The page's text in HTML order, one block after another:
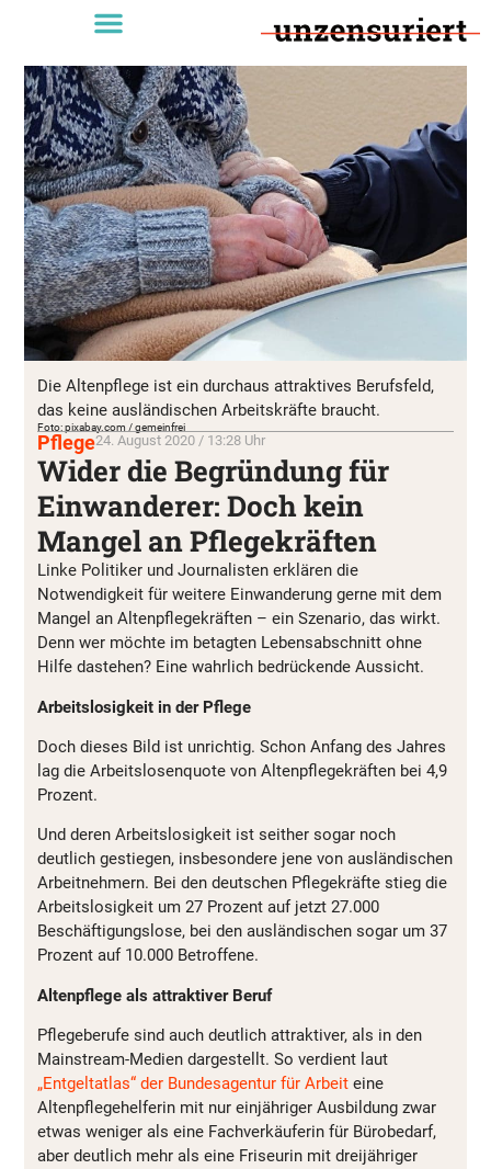
Die Altenpflege ist ein durchaus attraktives Berufsfeld,
das keine ausländischen Arbeitskräfte braucht.
Foto: pixabay.com / gemeinfrei
Pflege24. August 2020 / 13:28 Uhr
Wider die Begründung für
Einwanderer: Doch kein
Mangel an Pflegekräften
Linke Politiker und Journalisten erklären die
Notwendigkeit für weitere Einwanderung gerne mit dem
Mangel an Altenpflegekräften – ein Szenario, das wirkt.
Denn wer möchte im betagten Lebensabschnitt ohne
Hilfe dastehen? Eine wahrlich bedrückende Aussicht.
Arbeitslosigkeit in der Pflege
Doch dieses Bild ist unrichtig. Schon Anfang des Jahres
lag die Arbeitslosenquote von Altenpflegekräften bei 4,9
Prozent.
Und deren Arbeitslosigkeit ist seither sogar noch
deutlich gestiegen, insbesondere jene von ausländischen
Arbeitnehmern. Bei den deutschen Pflegekräfte stieg die
Arbeitslosigkeit um 27 Prozent auf jetzt 27.000
Beschäftigungslose, bei den ausländischen sogar um 37
Prozent auf 10.000 Betroffene.
Altenpflege als attraktiver Beruf
Pflegeberufe sind auch deutlich attraktiver, als in den
Mainstream-Medien dargestellt. So verdient laut
„Entgeltatlas“ der Bundesagentur für Arbeit eine
Altenpflegehelferin mit nur einjähriger Ausbildung zwar
etwas weniger als eine Fachverkäuferin für Bürobedarf,
aber deutlich mehr als eine Friseurin mit dreijähriger